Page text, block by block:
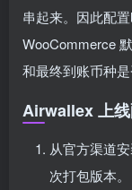
串起来。因此配
WooCommerce
和最终到账币种是
Airwallex 上
从官方渠道
次打包版本。